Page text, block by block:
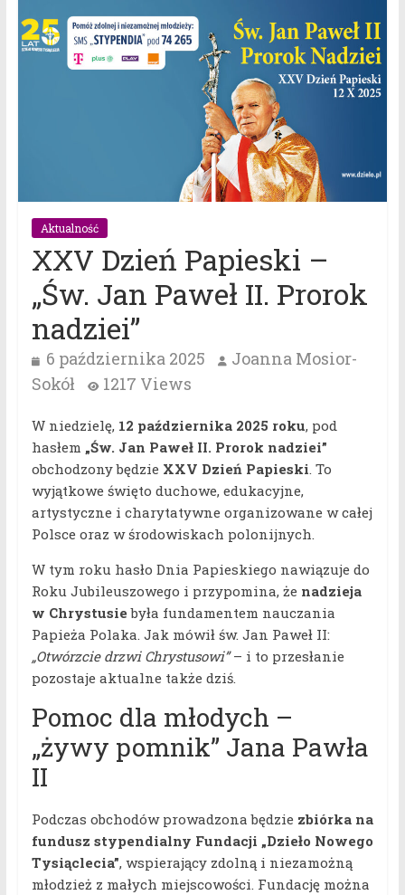
Aktualność
XXV Dzień Papieski –
„Św. Jan Paweł II. Prorok
nadziei”
6 października 2025
Joanna Mosior-
Sokół
1217 Views
W niedzielę, 12 października 2025 roku, pod
hasłem „Św. Jan Paweł II. Prorok nadziei”
obchodzony będzie XXV Dzień Papieski. To
wyjątkowe święto duchowe, edukacyjne,
artystyczne i charytatywne organizowane w całej
Polsce oraz w środowiskach polonijnych.
W tym roku hasło Dnia Papieskiego nawiązuje do
Roku Jubileuszowego i przypomina, że nadzieja
w Chrystusie była fundamentem nauczania
Papieża Polaka. Jak mówił św. Jan Paweł II:
„Otwórzcie drzwi Chrystusowi”– i to przesłanie
pozostaje aktualne także dziś.
Pomoc dla młodych –
„żywy pomnik” Jana Pawła
II
Podczas obchodów prowadzona będzie zbiórka na
fundusz stypendialny Fundacji „Dzieło Nowego
Tysiąclecia”, wspierający zdolną i niezamożną
młodzież z małych miejscowości. Fundację można